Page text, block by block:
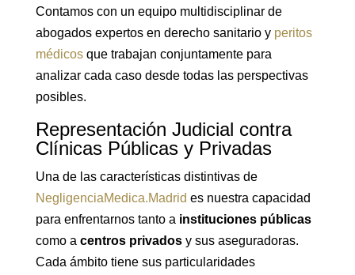
Contamos con un equipo multidisciplinar de
abogados expertos en derecho sanitario yperitos
médicosque trabajan conjuntamente para
analizar cada caso desde todas las perspectivas
posibles.
Representación Judicial contra
Clínicas Públicas y Privadas
Una de las características distintivas de
NegligenciaMedica.Madrid es nuestra capacidad
para enfrentarnos tanto a instituciones públicas
como a centros privadosy sus aseguradoras.
Cada ámbito tiene sus particularidades